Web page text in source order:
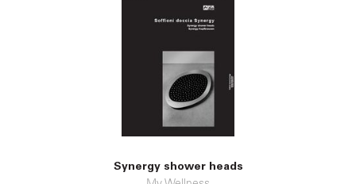
Synergy shower heads